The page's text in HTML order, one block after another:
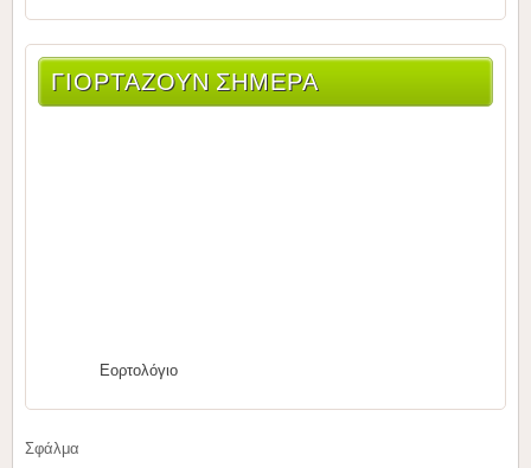
ΓΙΟΡΤΆΖΟΥΝ ΣΉΜΕΡΑ
Εορτολόγιο
Σφάλμα